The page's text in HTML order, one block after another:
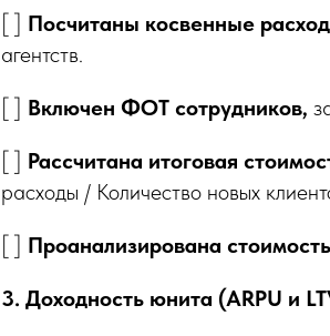
[ ] Посчитаны косвенные
агентств.
[ ] Включен ФОТ сотрудников,
[ ] Рассчитана итоговая
расходы / Количество новых
[ ] Проанализирована
3. Доходность юнита (ARPU и